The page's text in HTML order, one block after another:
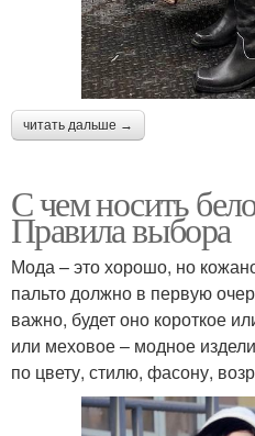
читать дальше →
С чем носить
Правила выбора
Мода – это хорошо, но
пальто должно в первую
важно, будет оно короткое
или меховое – модное
по цвету, стилю, фасону,